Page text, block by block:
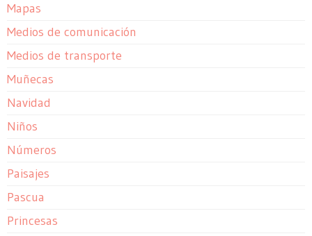
Mapas
Medios de comunicación
Medios de transporte
Muñecas
Navidad
Niños
Números
Paisajes
Pascua
Princesas